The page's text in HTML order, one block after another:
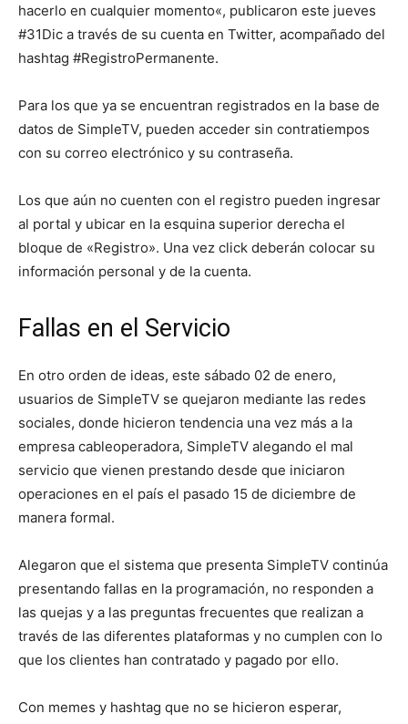
hacerlo en cualquier momento«, publicaron este jueves
#31Dic a través de su cuenta en Twitter, acompañado del
hashtag #RegistroPermanente.
Para los que ya se encuentran registrados en la base de
datos de SimpleTV, pueden acceder sin contratiempos
con su correo electrónico y su contraseña.
Los que aún no cuenten con el registro pueden ingresar
al portal y ubicar en la esquina superior derecha el
bloque de «Registro». Una vez click deberán colocar su
información personal y de la cuenta.
Fallas en el Servicio
En otro orden de ideas, este sábado 02 de enero,
usuarios de SimpleTV se quejaron mediante las redes
sociales, donde hicieron tendencia una vez más a la
empresa cableoperadora, SimpleTV alegando el mal
servicio que vienen prestando desde que iniciaron
operaciones en el país el pasado 15 de diciembre de
manera formal.
Alegaron que el sistema que presenta SimpleTV continúa
presentando fallas en la programación, no responden a
las quejas y a las preguntas frecuentes que realizan a
través de las diferentes plataformas y no cumplen con lo
que los clientes han contratado y pagado por ello.
Con memes y hashtag que no se hicieron esperar,